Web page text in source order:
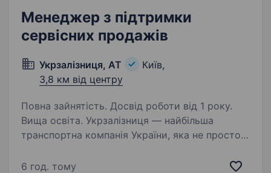
Менеджер з підтримки
сервісних продажів
Укрзалізниця, АТ
Київ,
3,8 км від центру
Повна зайнятість. Досвід роботи від 1 року.
Вища освіта. Укрзалізниця — найбільша
транспортна компанія України, яка не просто
покоління лідерів залізничної індустрії. Наші
6 год. тому